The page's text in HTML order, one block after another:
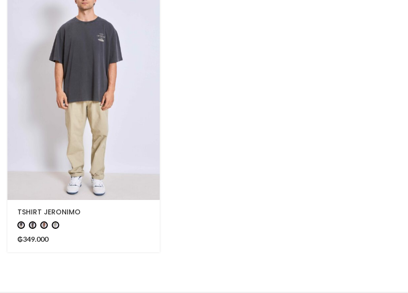
TSHIRT JERONIMO
₲349.000